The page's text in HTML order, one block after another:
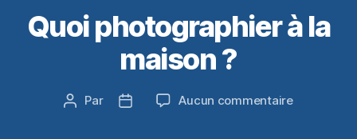
Quoi photographier à la
maison ?
Auteur
Par
Date
Aucun commentairesur